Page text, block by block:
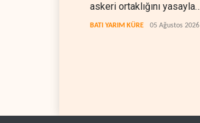
askeri ortaklığını yasayla
kalıcılaştırıyor
BATI YARIM KÜRE 05 Ağustos 2026